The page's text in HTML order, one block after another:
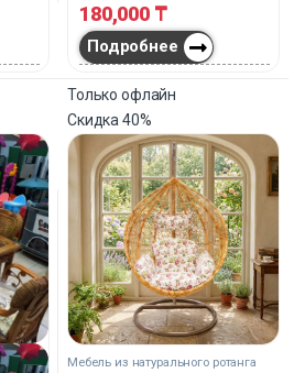
180,000 ₸
Подробнее
Только офлайн
Скидка40%
Мебель из натурального ротанга